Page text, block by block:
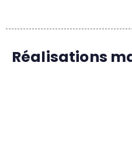
Réalisations